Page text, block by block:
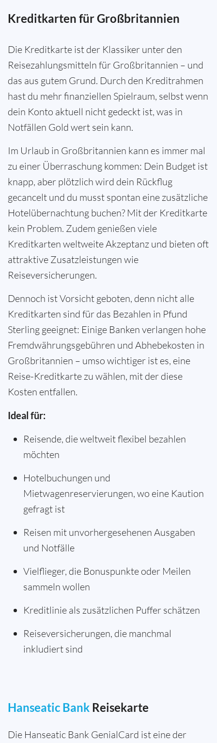
Kreditkarten für Großbritannien
Die Kreditkarte ist der Klassiker unter den
Reisezahlungsmitteln für Großbritannien – und
das aus gutem Grund. Durch den Kreditrahmen
hast du mehr finanziellen Spielraum, selbst wenn
dein Konto aktuell nicht gedeckt ist, was in
Notfällen Gold wert sein kann.
Im Urlaub in Großbritannien kann es immer mal
zu einer Überraschung kommen: Dein Budget ist
knapp, aber plötzlich wird dein Rückflug
gecancelt und du musst spontan eine zusätzliche
Hotelübernachtung buchen? Mit der Kreditkarte
kein Problem. Zudem genießen viele
Kreditkarten weltweite Akzeptanz und bieten oft
attraktive Zusatzleistungen wie
Reiseversicherungen.
Dennoch ist Vorsicht geboten, denn nicht alle
Kreditkarten sind für das Bezahlen in Pfund
Sterling geeignet: Einige Banken verlangen hohe
Fremdwährungsgebühren und Abhebekosten in
Großbritannien – umso wichtiger ist es, eine
Reise-Kreditkarte zu wählen, mit der diese
Kosten entfallen.
Ideal für:
Reisende, die weltweit flexibel bezahlen
möchten
Hotelbuchungen und
Mietwagenreservierungen, wo eine Kaution
gefragt ist
Reisen mit unvorhergesehenen Ausgaben
und Notfälle
Vielflieger, die Bonuspunkte oder Meilen
sammeln wollen
Kreditlinie als zusätzlichen Puffer schätzen
Reiseversicherungen, die manchmal
inkludiert sind
Hanseatic Bank Reisekarte
Die Hanseatic Bank GenialCard ist eine der